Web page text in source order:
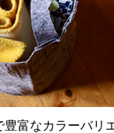
豊富なカラーバリ